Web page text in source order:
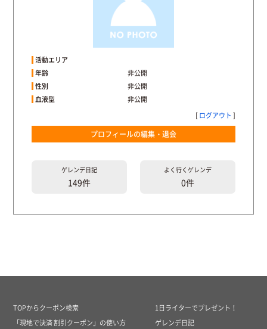
活動エリア
年齢
非公開
性別
非公開
血液型
非公開
[ログアウト]
プロフィールの編集・退会
ゲレンデ日記
149件
よく行く ゲレンデ
0件
TOPからクーポン検索
「現地で決済 割引クーポン」の使い方
1日ライターでプレゼント！
ゲレンデ日記